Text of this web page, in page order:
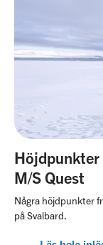
Höjdpunkter
M/S Quest
Några höjdpunkter
på Svalbard.